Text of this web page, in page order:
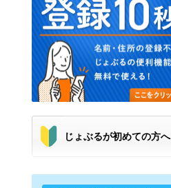
じょぶるが初めての方へ